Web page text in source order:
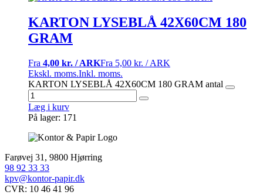
KARTON LYSEBLÅ 42X60CM 180
GRAM
Fra 4,00 kr. / ARKFra 5,00 kr. / ARK
Ekskl. moms.Inkl. moms.
KARTON LYSEBLÅ 42X60CM 180 GRAM antal
Læg i kurv
På lager: 171
Farøvej 31, 9800 Hjørring
98 92 33 33
kpv@kontor-papir.dk
CVR: 10 46 41 96